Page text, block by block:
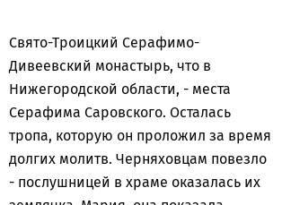
Свято-Троицкий Серафимо-
Дивеевский монастырь, что в
Нижегородской области, - места
Серафима Саровского. Осталась
тропа, которую он проложил за время
долгих молитв. Черняховцам повезло
- послушницей в храме оказалась их